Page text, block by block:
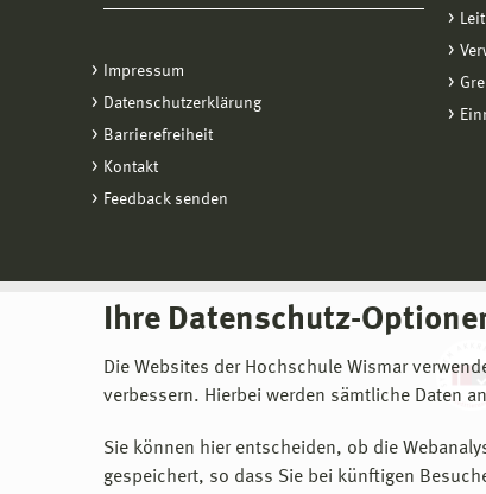
Ihre Datenschutz-
Die Websites der Hochschule Wismar
verbessern. Hierbei werden sämtliche Daten
Sie können hier entscheiden, ob die
gespeichert, so dass Sie bei künftigen
Impressum
Datenschutzerklärung
Barrierefreiheit
Kontakt
Feedback senden